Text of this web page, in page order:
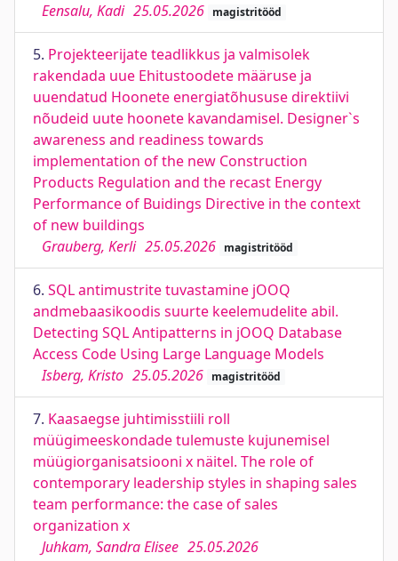
Eensalu, Kadi 25.05.2026 magistritööd
5. Projekteerijate teadlikkus ja valmisolek
rakendada uue Ehitustoodete määruse ja
uuendatud Hoonete energiatõhususe direktiivi
nõudeid uute hoonete kavandamisel. Designer`s
awareness and readiness towards
implementation of the new Construction
Products Regulation and the recast Energy
Performance of Buidings Directive in the context
of new buildings
Grauberg, Kerli 25.05.2026 magistritööd
6. SQL antimustrite tuvastamine jOOQ
andmebaasikoodis suurte keelemudelite abil.
Detecting SQL Antipatterns in jOOQ Database
Access Code Using Large Language Models
Isberg, Kristo 25.05.2026 magistritööd
7. Kaasaegse juhtimisstiili roll
müügimeeskondade tulemuste kujunemisel
müügiorganisatsiooni x näitel. The role of
contemporary leadership styles in shaping sales
team performance: the case of sales
organization x
Juhkam, Sandra Elisee 25.05.2026